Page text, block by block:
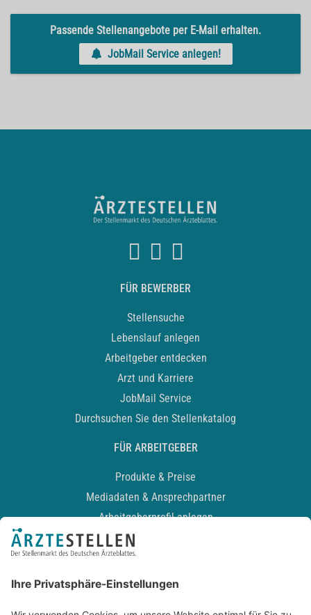
Passende Stellenangebote per E-Mail erhalten.
JobMail Service anlegen!
FÜR BEWERBER
Stellensuche
Lebenslauf anlegen
Arbeitgeber entdecken
Arzt und Karriere
JobMail Service
Durchsuchen Sie den Stellenkatalog
FÜR ARBEITGEBER
Produkte & Preise
Mediadaten & Ansprechpartner
Arbeitgeberprofil anlegen
Recruiting-Podcast